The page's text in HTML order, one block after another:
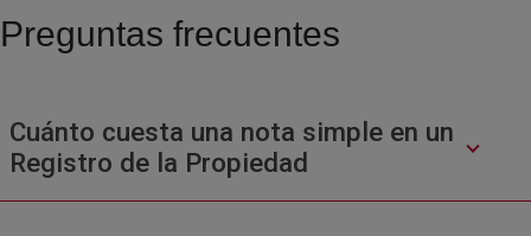
Preguntas frecuentes
Cuánto cuesta una nota simple en un
Registro de la Propiedad